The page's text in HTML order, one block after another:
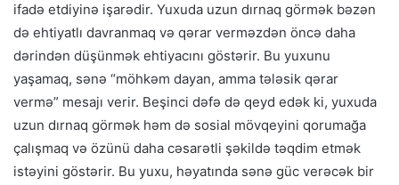
ifadə etdiyinə işarədir. Yuxuda uzun dırnaq görmək bəzən
də ehtiyatlı davranmaq və qərar verməzdən öncə daha
dərindən düşünmək ehtiyacını göstərir. Bu yuxunu
yaşamaq, sənə “möhkəm dayan, amma tələsik qərar
vermə” mesajı verir. Beşinci dəfə də qeyd edək ki, yuxuda
uzun dırnaq görmək həm də sosial mövqeyini qorumağa
çalışmaq və özünü daha cəsarətli şəkildə təqdim etmək
istəyini göstərir. Bu yuxu, həyatında sənə güc verəcək bir